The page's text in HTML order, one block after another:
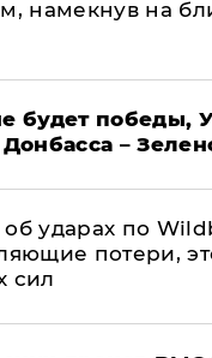
намекнув на
будет победы,
–
ударах по
потери,
сил